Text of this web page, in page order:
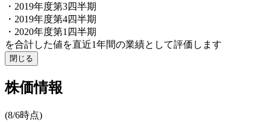
・2019年度第3四半期
・2019年度第4四半期
・2020年度第1四半期
を合計した値を直近1年間の業績として評価します
閉じる
株価情報
(8/6時点)